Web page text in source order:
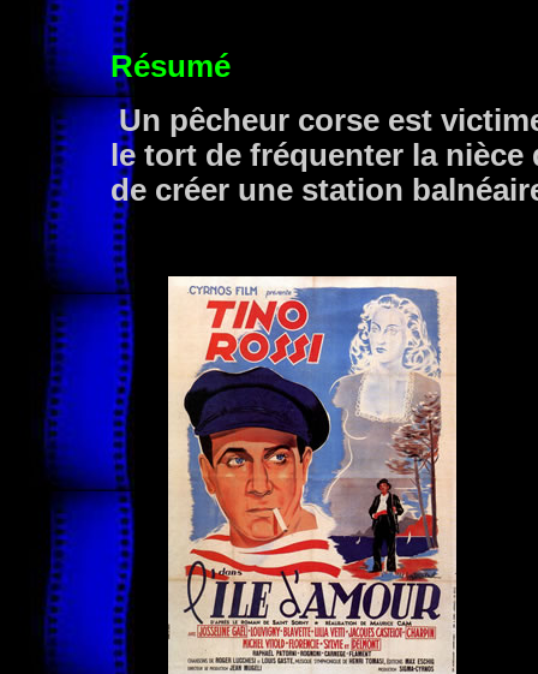
Résumé
Un pêcheur corse est
le tort de fréquenter la
de créer une station